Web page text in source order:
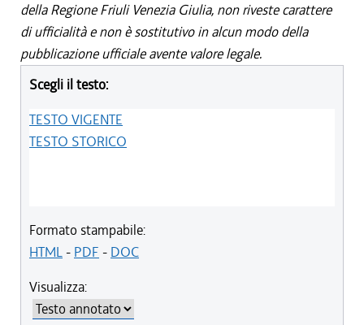
della Regione Friuli Venezia Giulia, non riveste carattere
di ufficialità e non è sostitutivo in alcun modo della
pubblicazione ufficiale avente valore legale.
Scegli il testo:
TESTO VIGENTE
TESTO STORICO
Formato stampabile:
HTML- PDF - DOC
Visualizza: